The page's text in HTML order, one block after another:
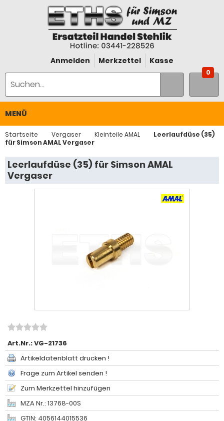
Anmelden Merkzettel Kasse
0
MENÜ
Startseite Vergaser Kleinteile AMAL
Leerlaufdüse (35)
für Simson AMAL Vergaser
Leerlaufdüse (35) für Simson AMAL
Vergaser
Art.Nr.:VG-21736
Artikeldatenblatt drucken !
Frage zum Artikel senden !
Zum Merkzettel hinzufügen
MZA Nr.: 13768-00S
GTIN: 4056144015536